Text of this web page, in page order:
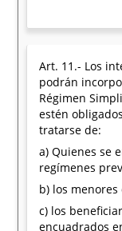
Art. 11.- Los
podrán
Régimen
estén
tratarse de:
a) Quienes se
regímenes
b) los menores
c) los
encuadrados